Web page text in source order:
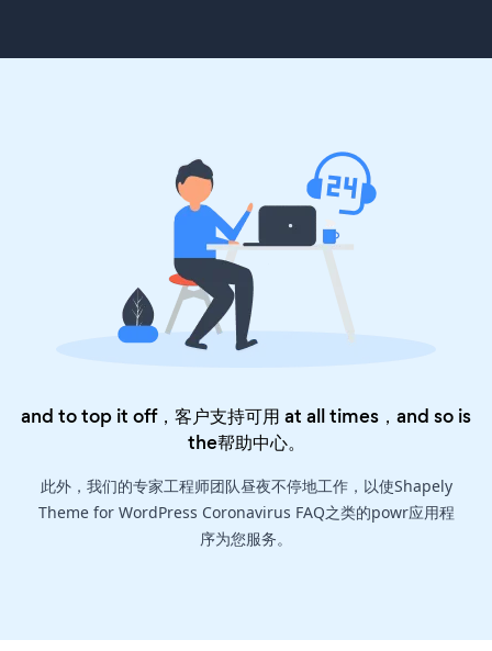
and to top it off，客户支持可用 at all times，and so is
the帮助中心。
此外，我们的专家工程师团队昼夜不停地工作，以使Shapely
Theme for WordPress Coronavirus FAQ之类的powr应用程
序为您服务。